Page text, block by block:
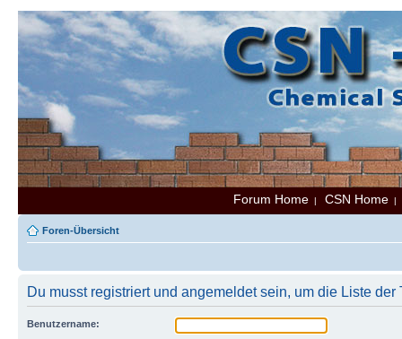
Forum Home | CSN Home
Foren-Übersicht
Du musst registriert und angemeldet sein, um die Liste
Benutzername: